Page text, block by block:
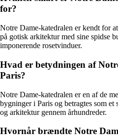
for?
Notre Dame-katedralen er kendt for
på gotisk arkitektur med sine spidse
imponerende rosetvinduer.
Hvad er betydningen af
Paris?
Notre Dame-katedralen er en af de
bygninger i Paris og betragtes som
og arkitektur gennem århundreder.
Hvornår brændte Notre